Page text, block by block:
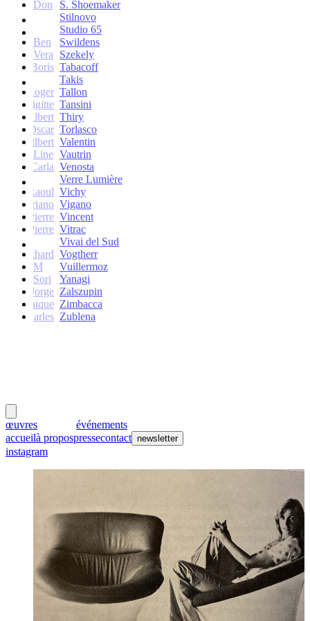
Don
S. Shoemaker
Stilnovo
Studio 65
Ben
Swildens
Vera
Szekely
Boris Tabacoff
Takis
Roger Tallon
Brigitte Tansini
Albert Thiry
Oscar Torlasco
Gilbert Valentin
Line Vautrin
Carla Venosta
Verre Lumière
Raoul Vichy
Vittoriano Vigano
Jean-Pierre Vincent
Jean-Pierre Vitrac
Vivai del Sud
Burkhard Vogtherr
M
Vuillermoz
Sori
Yanagi
Jorge Zalszupin
Dominique Zimbacca
Charles Zublena
œuvres
événements
accueilà propospressecontact newsletter
instagram